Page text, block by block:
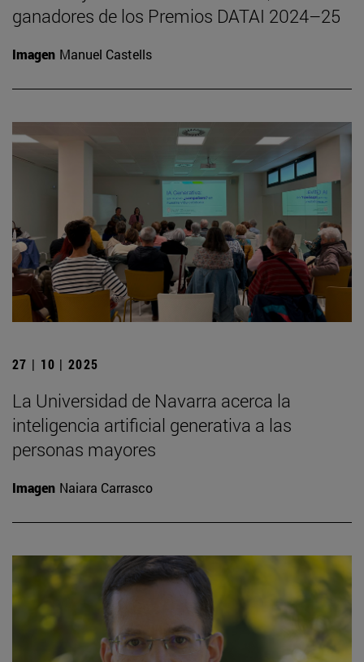
ganadores de los Premios DATAI 2024–25
Imagen Manuel Castells
27 | 10 | 2025
La Universidad de Navarra acerca la
inteligencia artificial generativa a las
personas mayores
Imagen Naiara Carrasco